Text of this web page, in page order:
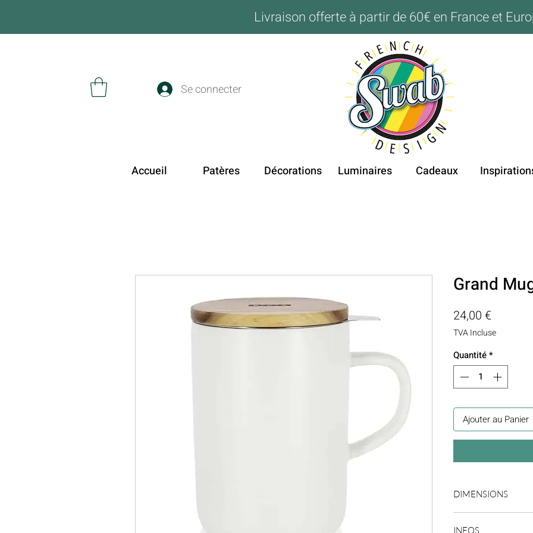
Livraison offerte à partir de 60€ en France et
Se connecter
Accueil Patères Décorations Luminaires Cadeaux
Grand
24,00 €Prix
TVA Incluse
Quantité*
Ajouter au Panier
DIMENSIONS
INFOS